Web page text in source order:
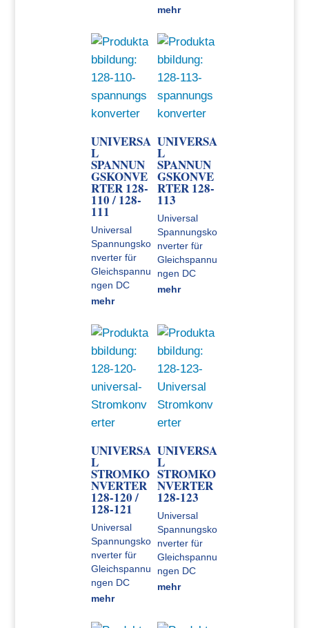
mehr
UNIVERSA
L
SPANNUN
GSKONVE
RTER 128-
110 / 128-
111
Universal
Spannungsko
nverter für
Gleichspannu
ngen DC
mehr
UNIVERSA
L
SPANNUN
GSKONVE
RTER 128-
113
Universal
Spannungsko
nverter für
Gleichspannu
ngen DC
mehr
UNIVERSA
L
STROMKO
NVERTER
128-120 /
128-121
Universal
Spannungsko
nverter für
Gleichspannu
ngen DC
mehr
UNIVERSA
L
STROMKO
NVERTER
128-123
Universal
Spannungsko
nverter für
Gleichspannu
ngen DC
mehr